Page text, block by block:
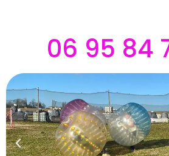
06 95 84